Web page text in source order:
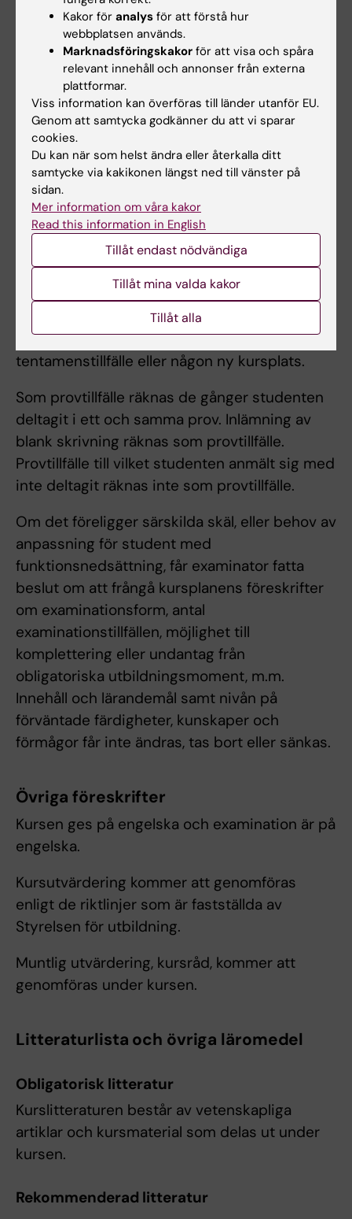
demonstrationer är obligatoriska enligt
information från respektive modul.
Kursledaren bedömer om och i så fall hur
frånvaro eller missad deadline kan
kompenseras. Innan studenten deltagit i
obligatoriska delar eller kompenserat frånvaro
i enlighet med kursledarens anvisningar
registreras inte studentens resultat för
respektive moment i LADOK.
Begränsning av antal prov- eller
praktiktillfällen: De studenter som ej är
godkända efter ordinarie provtillfälle har rätt
att delta vid ytterligare fem provtillfällen. Om
studenten genomfört sex underkända
tentamina/prov ges inte något ytterligare
tentamenstillfälle eller någon ny kursplats.
Som provtillfälle räknas de gånger studenten
deltagit i ett och samma prov. Inlämning av
blank skrivning räknas som provtillfälle.
Provtillfälle till vilket studenten anmält sig med
inte deltagit räknas inte som provtillfälle.
Om det föreligger särskilda skäl, eller behov av
anpassning för student med
funktionsnedsättning, får examinator fatta
beslut om att frångå kursplanens föreskrifter
om examinationsform, antal
examinationstillfällen, möjlighet till
komplettering eller undantag från
obligatoriska utbildningsmoment, m.m.
Innehåll och lärandemål samt nivån på
förväntade färdigheter, kunskaper och
förmågor får inte ändras, tas bort eller sänkas.
Övriga föreskrifter
Kursen ges på engelska och examination är på
engelska.
Kursutvärdering kommer att genomföras
enligt de riktlinjer som är fastställda av
Styrelsen för utbildning.
Muntlig utvärdering, kursråd, kommer att
genomföras under kursen.
Litteraturlista och övriga läromedel
Obligatorisk litteratur
Kurslitteraturen består av vetenskapliga
artiklar och kursmaterial som delas ut under
kursen.
Rekommenderad litteratur
Kakor för analys för att förstå hur
webbplatsen används.
Marknadsföringskakor för att visa och spåra
relevant innehåll och annonser från externa
plattformar.
Viss information kan överföras till länder utanför EU.
Genom att samtycka godkänner du att vi sparar
cookies.
Du kan när som helst ändra eller återkalla ditt
samtycke via kakikonen längst ned till vänster på
sidan.
Mer information om våra kakor
Read this information in English
Tillåt endast nödvändiga
Tillåt mina valda kakor
Tillåt alla